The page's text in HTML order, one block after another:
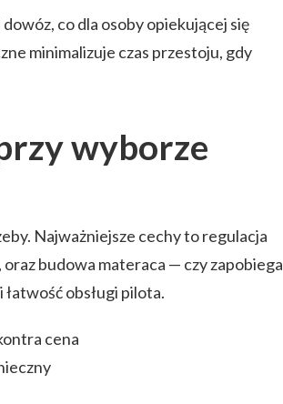
co dla osoby opiekującej się
minimalizuje czas przestoju, gdy
wyborze
Najważniejsze cechy to regulacja
budowa materaca — czy zapobiega
obsługi pilota.
cena